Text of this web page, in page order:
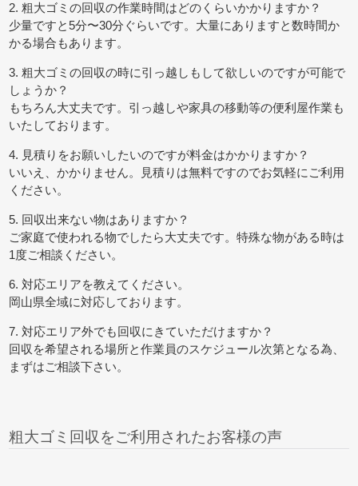
2. 粗大ゴミの回収の作業時間はどのくらいかかりますか？
少量ですと5分〜30分ぐらいです。大量にありますと数時間か
かる場合もあります。
3. 粗大ゴミの回収の時に引っ越しもして欲しいのですが可能で
しょうか？
もちろん大丈夫です。引っ越しや家具の移動等の便利屋作業も
いたしております。
4. 見積りをお願いしたいのですが料金はかかりますか？
いいえ、かかりません。見積りは無料ですのでお気軽にご利用
ください。
5. 回収出来ない物はありますか？
ご家庭で使われる物でしたら大丈夫です。特殊な物がある時は
1度ご相談ください。
6. 対応エリアを教えてください。
岡山県全域に対応しております。
7. 対応エリア外でも回収にきていただけますか？
回収を希望される場所と作業員のスケジュール次第となる為、
まずはご相談下さい。
粗大ゴミ回収をご利用されたお客様の声